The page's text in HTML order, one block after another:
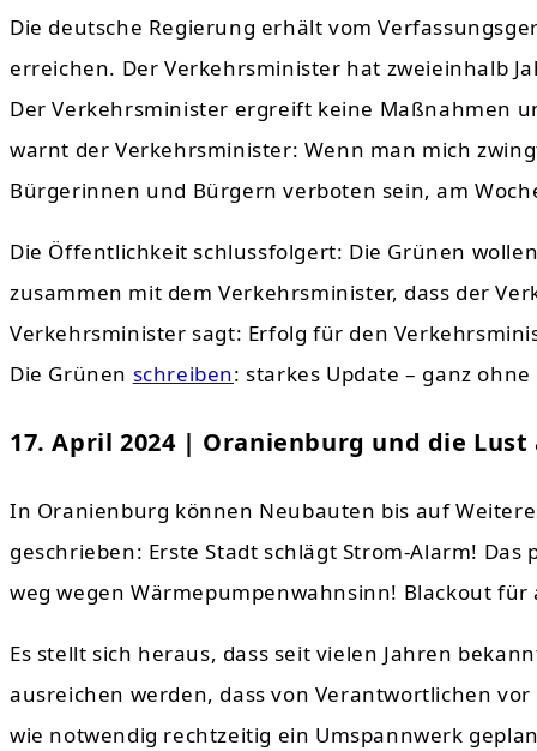
Die deutsche Regierung erhält vom
erreichen. Der Verkehrsminister hat zweieinhalb
Der Verkehrsminister ergreift keine Maßnahmen
warnt der Verkehrsminister: Wenn man mich
Bürgerinnen und Bürgern verboten sein, am
Die Öffentlichkeit schlussfolgert: Die Grünen
zusammen mit dem Verkehrsminister, dass der
Verkehrsminister sagt: Erfolg für den
Die Grünen schreiben: starkes Update – ganz
17. April 2024 | Oranienburg und die
In Oranienburg können Neubauten bis auf
geschrieben: Erste Stadt schlägt Strom-Alarm!
weg wegen Wärmepumpenwahnsinn! Blackout
Es stellt sich heraus, dass seit vielen Jahren
ausreichen werden, dass von Verantwortlichen
wie notwendig rechtzeitig ein Umspannwerk